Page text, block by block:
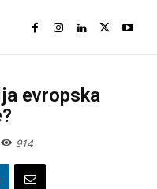
evropska
914